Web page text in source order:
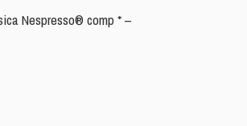
Nespresso® comp * –